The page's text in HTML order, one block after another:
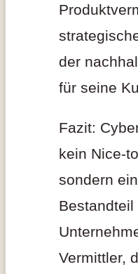
der
für seine
Fazit:
kein Nice-
sondern
Vermittler,